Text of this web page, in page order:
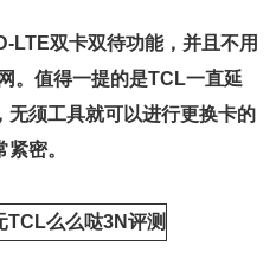
LTE双卡双待功能，并且不用
。值得一提的是TCL一直延
无须工具就可以进行更换卡的
密。